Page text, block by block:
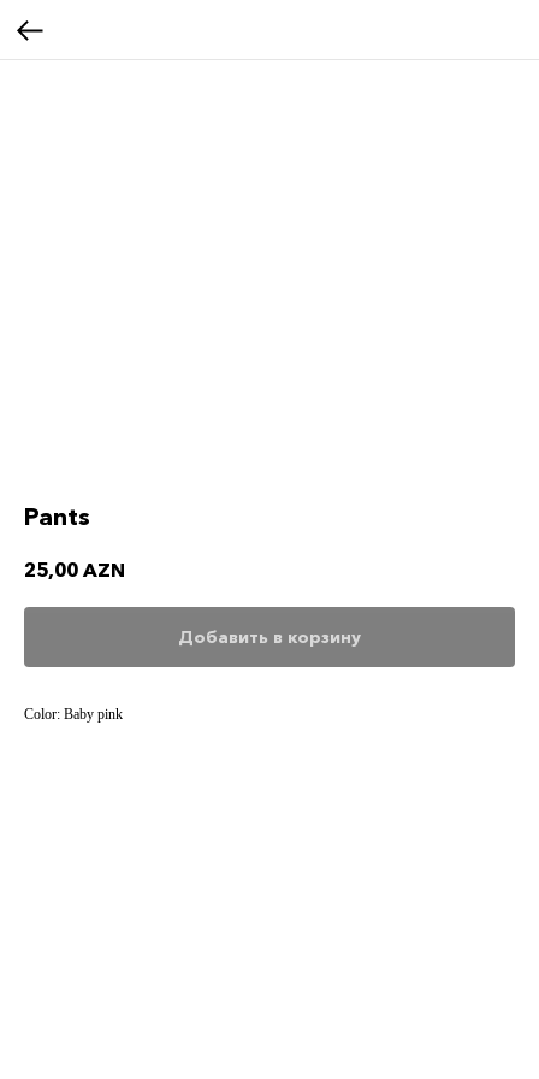
Pants
25,00 AZN
Добавить в корзину
Color: Baby pink